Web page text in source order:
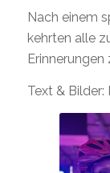
Nach einem
kehrten alle
Erinnerungen
Text & Bilder: